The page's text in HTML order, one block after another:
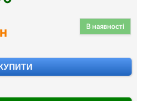
В наявності